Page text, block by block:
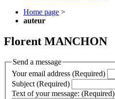
Home page >
auteur
Florent MANCHON
Send a message
Your email address (Required)
Subject (Required)
Text of your message: (Required)